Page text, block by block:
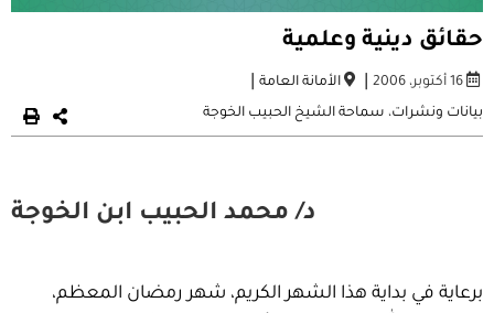
حقائق دينية وعلمية
16 أكتوبر، 2006 | الأمانة العامة|
بيانات ونشرات، سماحة الشيخ الحبيب الخوجة
د/ محمد الحبيب ابن الخوجة
برعاية في بداية هذا الشهر الكريم، شهر رمضان المعظم،